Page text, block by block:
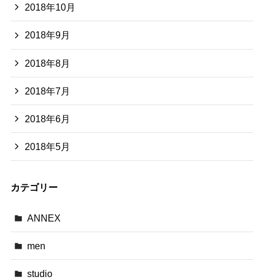
2018年10月
2018年9月
2018年8月
2018年7月
2018年6月
2018年5月
カテゴリー
ANNEX
men
studio